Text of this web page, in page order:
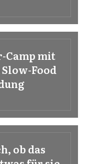
Camp mit
Food
ob das